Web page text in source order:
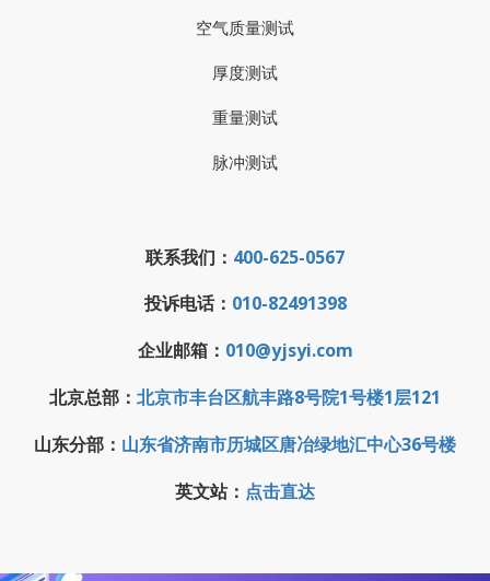
空气质量测试
厚度测试
重量测试
脉冲测试
联系我们： 400-625-0567
投诉电话： 010-82491398
企业邮箱： 010@yjsyi.com
北京总部： 北京市丰台区航丰路8号院1号楼1层121
山东分部： 山东省济南市历城区唐冶绿地汇中心36号楼
英文站： 点击直达